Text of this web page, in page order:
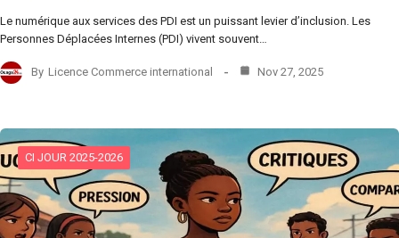
Le numérique aux services des PDI est un puissant levier d’inclusion. Les
Personnes Déplacées Internes (PDI) vivent souvent…
By Licence Commerce international Nov 27, 2025
CI JOUR 2025-2026